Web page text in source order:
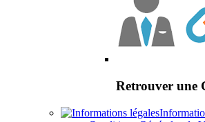
Retrouver une